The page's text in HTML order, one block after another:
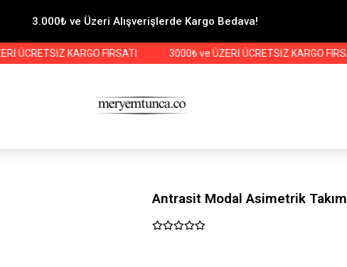
3.000₺ ve Üzeri Alışverişlerde Kargo Bedava!
KARGO FIRSATI 3000₺ ve ÜZERİ ÜCRETSİZ KARGO FIRSATI
Antrasit Modal Asimetrik Takım